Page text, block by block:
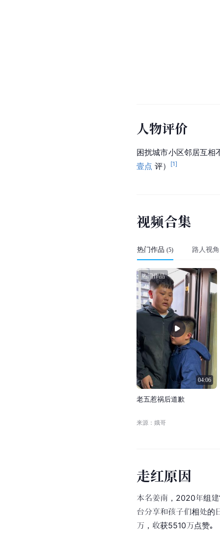
人物评价
困扰城市小区邻居互相
壹点 评） [1]
视频合集
热门作品 (5) 路人视角
04:06
热门作品
老五惹祸后道歉
来源：娥哥
走红原因
本名姜南，2020年组
台分享和孩子们相处的
万，收获5510万点赞。